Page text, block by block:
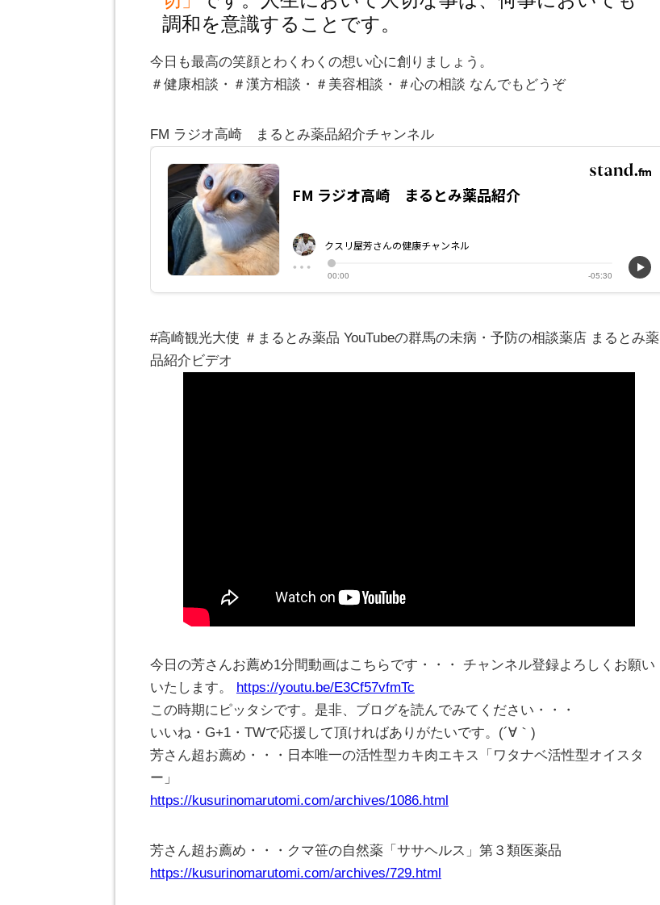
調和を意識することです。
今日も最高の笑顔とわくわくの想い心に創りましょう。
＃健康相談・＃漢方相談・＃美容相談・＃心の相談 なんでもどうぞ
FM ラジオ高崎 まるとみ薬品紹介チャンネル
#高崎観光大使 ＃まるとみ薬品 YouTubeの群馬の未病・予防の相談薬店 まるとみ薬
品紹介ビデオ
今日の芳さんお薦め1分間動画はこちらです・・・ チャンネル登録よろしくお願い
いたします。 https://youtu.be/E3Cf57vfmTc
この時期にピッタシです。是非、ブログを読んでみてください・・・
いいね・G+1・TWで応援して頂ければありがたいです。(´∀｀ )
芳さん超お薦め・・・日本唯一の活性型カキ肉エキス「ワタナベ活性型オイスタ
ー」
https://kusurinomarutomi.com/archives/1086.html
芳さん超お薦め・・・クマ笹の自然薬「ササヘルス」第３類医薬品
https://kusurinomarutomi.com/archives/729.html